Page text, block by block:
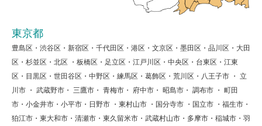
東京都
豊島区・渋谷区・新宿区・千代田区・港区・文京区・墨田区・品川区・大田
区・杉並区・北区 ・板橋区・足立区・江戸川区・中央区・台東区・江東
区・目黒区・世田谷区・中野区・練馬区・葛飾区・荒川区・八王子市 ・ 立
川市 ・ 武蔵野市・ 三鷹市・ 青梅市・ 府中市・ 昭島市・ 調布市 ・ 町田
市・小金井市・小平市・日野市 ・東村山市 ・国分寺市 ・国立市 ・福生市・
狛江市・東大和市・清瀬市・東久留米市・武蔵村山市・多摩市・稲城市・羽